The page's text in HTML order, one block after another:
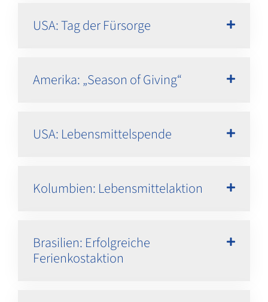
USA: Tag der Fürsorge
Amerika: „Season of Giving“
USA: Lebensmittelspende
Kolumbien: Lebensmittelaktion
Brasilien: Erfolgreiche
Ferienkostaktion